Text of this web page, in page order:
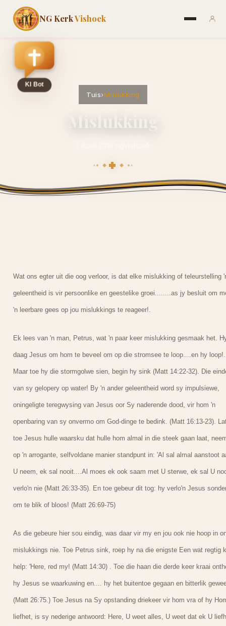
NG KerkVishoek
Tuis›Mislukking
Mislukking
Wat ons egter uit die oog verloor, is dat elke mislukking of teleurstelling
geleentheid is vir persoonlike en geestelike groei........as jy besluit om
'n leerbare gees op jou mislukkings te reageer!.
Ek lees van 'n man, Petrus, wat 'n paar keer mislukking gesmaak het.
daag Jesus om hom te beveel om op die stromsee te loop....en hy loop!.
Maar toe hy die stormgolwe sien, begin hy sink (Matt 14:22-32). Die
van sy gelopery op water! By 'n ander geleentheid word sy impulsiewe,
oningeligte teregwysing van Jesus oor Sy naderende dood, vir hom 'n
openbaring van sy onvermo om God-dinge te bedink. (Matt 16:13-23).
toe Jesus hulle waarsku dat hulle hom almal in die steek gaan laat,
op 'n arrogante, selfvoldane manier standpunt in: 'Al sal almal aanstoot
U neem, ek sal nooit....Al moes ek ook saam met U sterwe, ek sal U
verlo'n nie (Matt 26:33-35). En toe gebeur dit tog: hy verlo'n Jesus
om te blik of bloos! (Matt 26:69-75)
As die gebeure hier sou eindig, was daar vir my en jou ook nie hoop in
mislukkings nie. Toe Petrus sink, roep hy na die enigste Een wat regtig
help: 'Here, red my! (Matt 14:30) . Toe die haan die derde keer kraai
hy Jesus se waarkuwing en.... hy het buitentoe gegaan en bitterlik
(Matt 26:75.) Toe Jesus na Sy opstanding driekeer vir hom vra of hy
liefhet, is sy nederige antwoord: Here, U weet alles, U weet dat ek U